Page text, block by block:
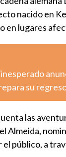
nacido en
en lugares
su
las
Almeida,
público, a